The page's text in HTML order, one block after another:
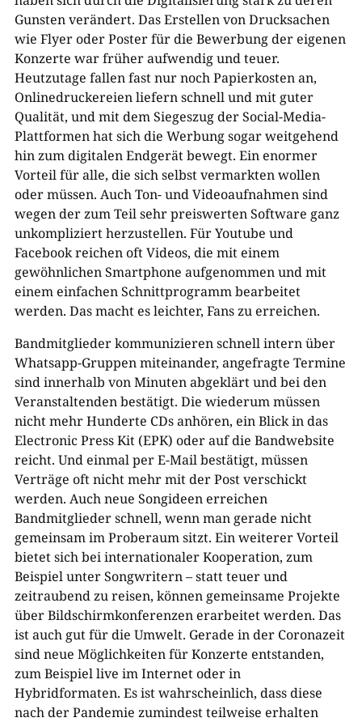
Gunsten verändert. Das Erstellen von Drucksachen
wie Flyer oder Poster für die Bewerbung der eigenen
Konzerte war früher aufwendig und teuer.
Heutzutage fallen fast nur noch Papierkosten an,
Onlinedruckereien liefern schnell und mit guter
Qualität, und mit dem Siegeszug der Social-Media-
Plattformen hat sich die Werbung sogar weitgehend
hin zum digitalen Endgerät bewegt. Ein enormer
Vorteil für alle, die sich selbst vermarkten wollen
oder müssen. Auch Ton- und Videoaufnahmen sind
wegen der zum Teil sehr preiswerten Software ganz
unkompliziert herzustellen. Für Youtube und
Facebook reichen oft Videos, die mit einem
gewöhnlichen Smartphone aufgenommen und mit
einem einfachen Schnittprogramm bearbeitet
werden. Das macht es leichter, Fans zu erreichen.
Bandmitglieder kommunizieren schnell intern über
Whatsapp-Gruppen miteinander, angefragte Termine
sind innerhalb von Minuten abgeklärt und bei den
Veranstaltenden bestätigt. Die wiederum müssen
nicht mehr Hunderte CDs anhören, ein Blick in das
Electronic Press Kit (EPK) oder auf die Bandwebsite
reicht. Und einmal per E-Mail bestätigt, müssen
Verträge oft nicht mehr mit der Post verschickt
werden. Auch neue Songideen erreichen
Bandmitglieder schnell, wenn man gerade nicht
gemeinsam im Proberaum sitzt. Ein weiterer Vorteil
bietet sich bei internationaler Kooperation, zum
Beispiel unter Songwritern – statt teuer und
zeitraubend zu reisen, können gemeinsame Projekte
über Bildschirmkonferenzen erarbeitet werden. Das
ist auch gut für die Umwelt. Gerade in der Coronazeit
sind neue Möglichkeiten für Konzerte entstanden,
zum Beispiel live im Internet oder in
Hybridformaten. Es ist wahrscheinlich, dass diese
nach der Pandemie zumindest teilweise erhalten